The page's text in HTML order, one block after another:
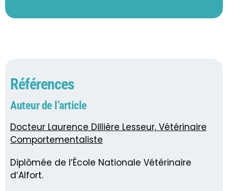
Références
Auteur de l’article
Docteur Laurence Dillière Lesseur, Vétérinaire
Comportementaliste
Diplômée de l’École Nationale Vétérinaire
d’Alfort.